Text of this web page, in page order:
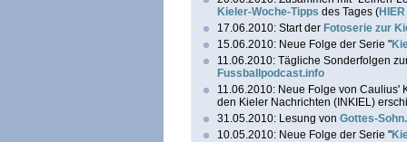
Kieler-Woche-Tipps des Tages (
17.06.2010: Start der Fotoserie zur
15.06.2010: Neue Folge der Serie "
11.06.2010: Tägliche Sonderfolgen
Fussballpodcast.info
11.06.2010: Neue Folge von Caulius'
den Kieler Nachrichten (INKIEL)
31.05.2010: Lesung von Gottes-
10.05.2010: Neue Folge der Serie "